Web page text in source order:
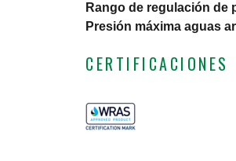
Rango de regulación de
Presión máxima aguas
CERTIFICACIONES